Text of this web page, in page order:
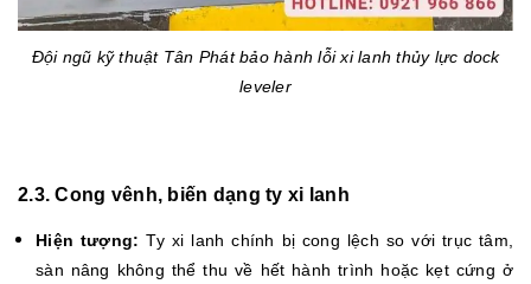
Đội ngũ kỹ thuật Tân Phát bảo hành lỗi xi lanh thủy lực dock
leveler
2.3. Cong vênh, biến dạng ty xi lanh
Hiện tượng: Ty xi lanh chính bị cong lệch so với trục tâm,
sàn nâng không thể thu về hết hành trình hoặc kẹt cứng ở